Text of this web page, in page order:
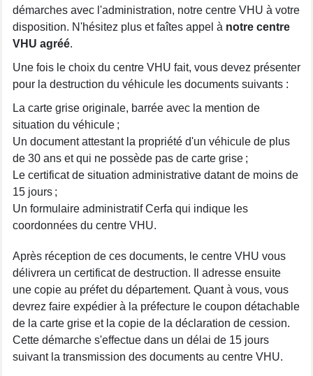
démarches avec l'administration, notre centre VHU à votre
disposition. N'hésitez plus et faîtes appel à notre centre
VHU agréé.
Une fois le choix du centre VHU fait, vous devez présenter
pour la destruction du véhicule les documents suivants :
La carte grise originale, barrée avec la mention de
situation du véhicule ;
Un document attestant la propriété d'un véhicule de plus
de 30 ans et qui ne possède pas de carte grise ;
Le certificat de situation administrative datant de moins de
15 jours ;
Un formulaire administratif Cerfa qui indique les
coordonnées du centre VHU.
Après réception de ces documents, le centre VHU vous
délivrera un certificat de destruction. Il adresse ensuite
une copie au préfet du département. Quant à vous, vous
devrez faire expédier à la préfecture le coupon détachable
de la carte grise et la copie de la déclaration de cession.
Cette démarche s'effectue dans un délai de 15 jours
suivant la transmission des documents au centre VHU.